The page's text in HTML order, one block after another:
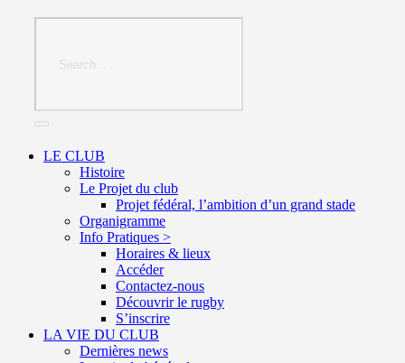
LE CLUB
Histoire
Le Projet du club
Projet fédéral, l’ambition d’un grand stade
Organigramme
Info Pratiques >
Horaires & lieux
Accéder
Contactez-nous
Découvrir le rugby
S’inscrire
LA VIE DU CLUB
Dernières news